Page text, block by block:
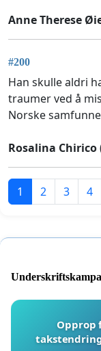
Anne Therese
#200
Han skulle aldri
traumer ved å
Norske
Rosalina Chirico
1 2 3 4
Opprop